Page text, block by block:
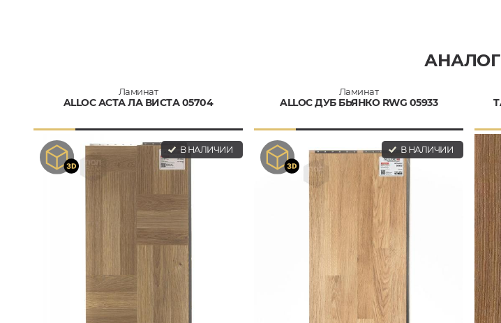
Ламинат
ALLOC АСТА ЛА ВИСТА 05704
В НАЛИЧИИ
Ламинат
ALLOC ДУБ БЬЯНКО RWG 05933
В НАЛИЧИИ